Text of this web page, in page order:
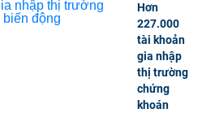
Hơn
227.000
tài khoản
gia nhập
thị trường
chứng
khoán